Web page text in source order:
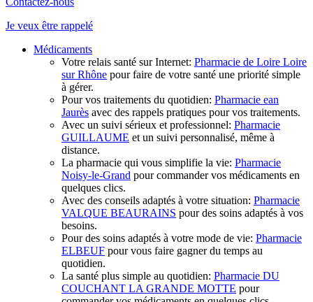
Je veux être rappelé
Médicaments
Votre relais santé sur Internet: Pharmacie de Loire Loire
sur Rhône pour faire de votre santé une priorité simple
à gérer.
Pour vos traitements du quotidien: Pharmacie ean
Jaurès avec des rappels pratiques pour vos traitements.
Avec un suivi sérieux et professionnel: Pharmacie
GUILLAUME et un suivi personnalisé, même à
distance.
La pharmacie qui vous simplifie la vie: Pharmacie
Noisy-le-Grand pour commander vos médicaments en
quelques clics.
Avec des conseils adaptés à votre situation: Pharmacie
VALQUE BEAURAINS pour des soins adaptés à vos
besoins.
Pour des soins adaptés à votre mode de vie: Pharmacie
ELBEUF pour vous faire gagner du temps au
quotidien.
La santé plus simple au quotidien: Pharmacie DU
COUCHANT LA GRANDE MOTTE pour